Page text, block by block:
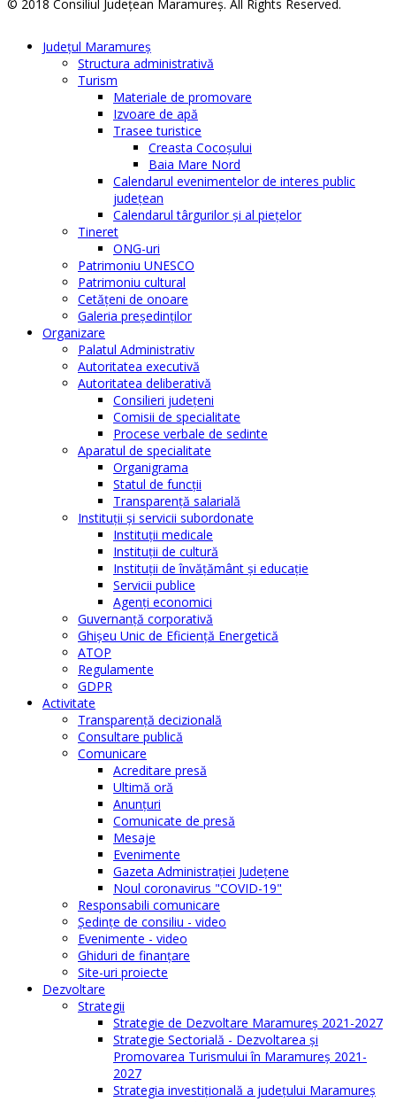
© 2018 Consiliul Judeţean Maramureş. All Rights Reserved.
Judeţul Maramureş
Structura administrativă
Turism
Materiale de promovare
Izvoare de apă
Trasee turistice
Creasta Cocoșului
Baia Mare Nord
Calendarul evenimentelor de interes public
judeţean
Calendarul târgurilor şi al pieţelor
Tineret
ONG-uri
Patrimoniu UNESCO
Patrimoniu cultural
Cetăţeni de onoare
Galeria președinților
Organizare
Palatul Administrativ
Autoritatea executivă
Autoritatea deliberativă
Consilieri judeţeni
Comisii de specialitate
Procese verbale de sedinte
Aparatul de specialitate
Organigrama
Statul de funcții
Transparență salarială
Instituţii şi servicii subordonate
Instituţii medicale
Instituţii de cultură
Instituţii de învăţământ şi educaţie
Servicii publice
Agenţi economici
Guvernanță corporativă
Ghişeu Unic de Eficienţă Energetică
ATOP
Regulamente
GDPR
Activitate
Transparenţă decizională
Consultare publică
Comunicare
Acreditare presă
Ultimă oră
Anunţuri
Comunicate de presă
Mesaje
Evenimente
Gazeta Administraţiei Judeţene
Noul coronavirus "COVID-19"
Responsabili comunicare
Şedinţe de consiliu - video
Evenimente - video
Ghiduri de finanţare
Site-uri proiecte
Dezvoltare
Strategii
Strategie de Dezvoltare Maramureș 2021-2027
Strategie Sectorială - Dezvoltarea și
Promovarea Turismului în Maramureș 2021-
2027
Strategia investiţională a județului Maramureș